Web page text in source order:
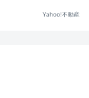
Yahoo!不動産